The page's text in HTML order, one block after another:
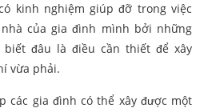
kinh nghiệm giúp đỡ trong việc
của gia đình mình bởi những
đâu là điều cần thiết để xây
vừa phải.
các gia đình có thể xây được một